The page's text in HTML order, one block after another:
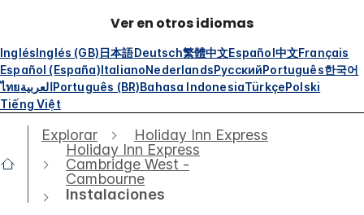
Ver en otros idiomas
InglésInglés (GB)日本語Deutsch繁體中文Español中文Français
Español (España)ItalianoNederlandsРусскийPortuguês한국어
ไทยالعربيةPortuguês (BR)Bahasa IndonesiaTürkçePolski
Tiếng Việt
Explorar
Holiday Inn Express
Holiday Inn Express
Cambridge West -
Cambourne
Instalaciones